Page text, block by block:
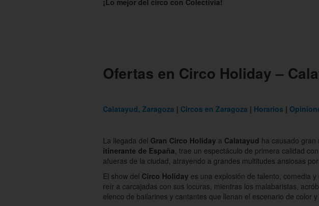
¡Lo mejor del circo con Colectivia!
Ofertas en Circo Holiday –
Calatayud, Zaragoza
Circos en Zaragoza Horarios
La llegada del Gran Circo Holiday a Calatayud ha causado gran
itinerante de España, trae un espectáculo de primera calidad
afueras de la ciudad, atrayendo a grandes multitudes ansiosas
El show del Circo Holiday es una explosión de talento, comedia
reír a carcajadas con sus locuras, mientras los malabaristas,
elenco de bailarines y cantantes que llenan el escenario de color